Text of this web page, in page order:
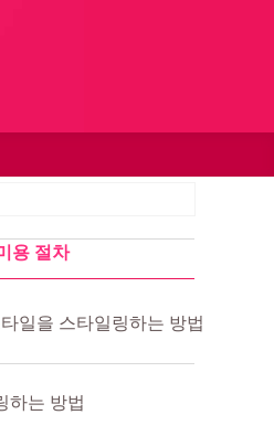
용 절차
일을 스타일링하는 방법
하는 방법